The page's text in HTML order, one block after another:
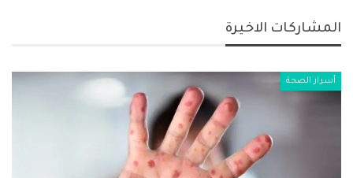
المشاركات الاخيرة
أسرار الصحة